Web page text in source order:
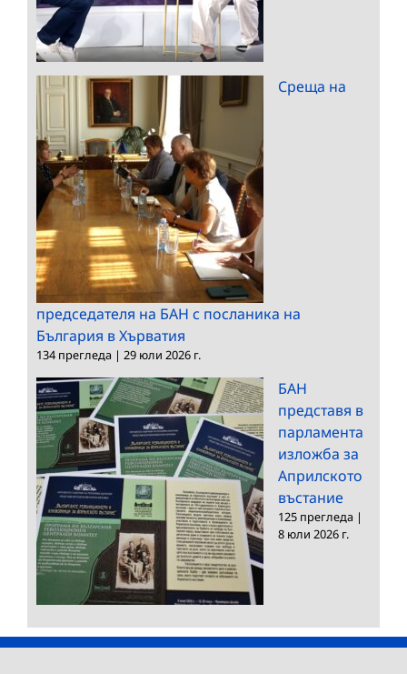
Среща на
председателя на БАН с посланика на
България в Хърватия
134 прегледа | 29 юли 2026 г.
БАН
представя в
парламента
изложба за
Априлското
въстание
125 прегледа |
8 юли 2026 г.